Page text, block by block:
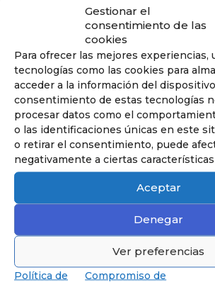
Gestionar el
consentimiento de las
cookies
Para ofrecer las mejores experiencias,
tecnologías como las cookies para
acceder a la información del
consentimiento de estas tecnologías
procesar datos como el
o las identificaciones únicas en este
o retirar el consentimiento, puede
negativamente a ciertas
Aceptar
Denegar
Ver preferencias
Política de
Compromiso de
Descubre Secundaria
Hasta los 18 años, preparados
obtener el Baccalauréat.